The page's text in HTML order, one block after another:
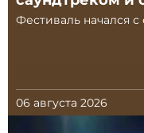
Фестиваль начался
06 августа 2026